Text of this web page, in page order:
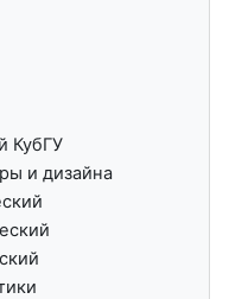
КубГУ
и дизайна